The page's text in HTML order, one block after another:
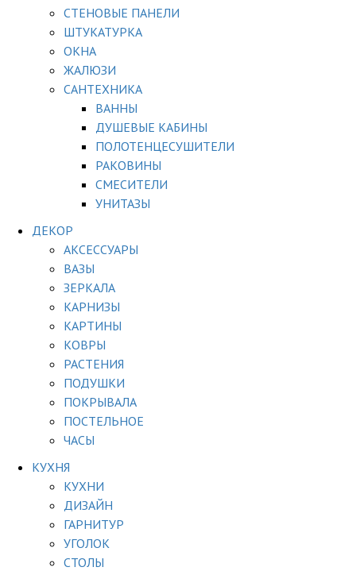
СТЕНОВЫЕ ПАНЕЛИ
ШТУКАТУРКА
ОКНА
ЖАЛЮЗИ
САНТЕХНИКА
ВАННЫ
ДУШЕВЫЕ КАБИНЫ
ПОЛОТЕНЦЕСУШИТЕЛИ
РАКОВИНЫ
СМЕСИТЕЛИ
УНИТАЗЫ
ДЕКОР
АКСЕССУАРЫ
ВАЗЫ
ЗЕРКАЛА
КАРНИЗЫ
КАРТИНЫ
КОВРЫ
РАСТЕНИЯ
ПОДУШКИ
ПОКРЫВАЛА
ПОСТЕЛЬНОЕ
ЧАСЫ
КУХНЯ
КУХНИ
ДИЗАЙН
ГАРНИТУР
УГОЛОК
СТОЛЫ